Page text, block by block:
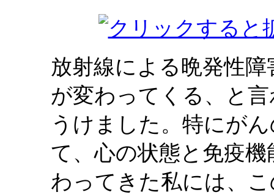
放射線による晩発性
が変わってくる、と
うけました。特にが
て、心の状態と免疫
わってきた私には、